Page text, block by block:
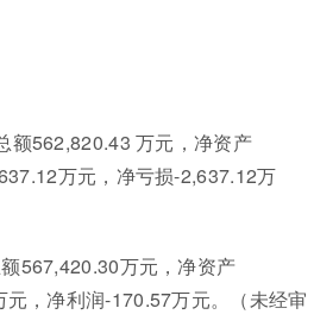
额562,820.43 万元，净资产
万元，净亏损-2,637.12万
567,420.30万元，净资产
，净利润-170.57万元。（未经审